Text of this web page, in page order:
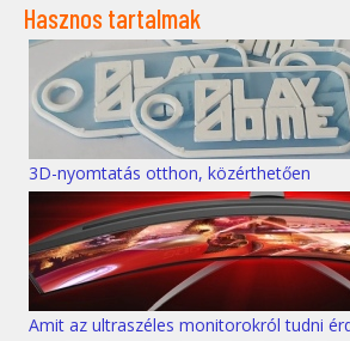
Hasznos tartalmak
3D-nyomtatás otthon, közérthetően
Amit az ultraszéles monitorokról tudni